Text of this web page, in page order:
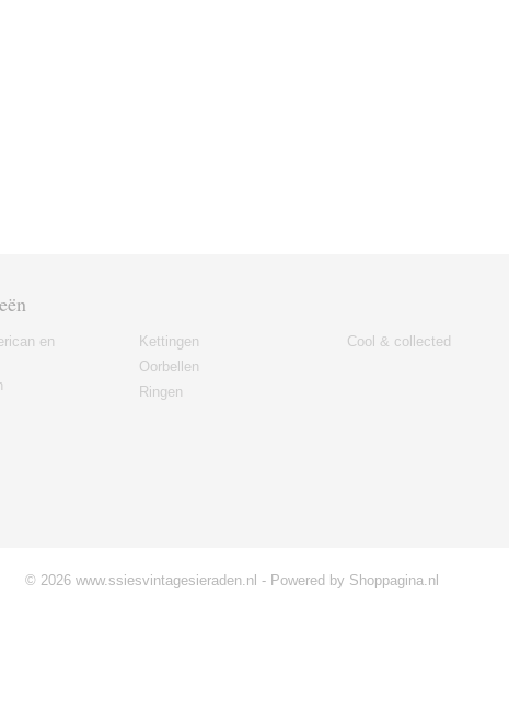
en
Kettingen
Oorbellen
Ringen
Cool & collected
© 2026 www.ssiesvintagesieraden.nl - Powered by Shoppagina.nl